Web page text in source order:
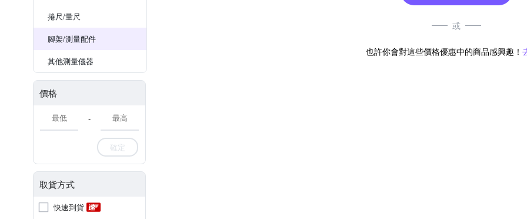
捲尺/量尺
腳架/測量配件
其他測量儀器
價格
-
確定
取貨方式
快速到貨
或
也許你會對這些價格優惠中的商品感興趣！